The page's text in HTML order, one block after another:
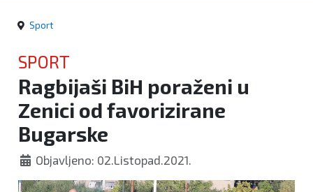
Sport
SPORT
Ragbijaši BiH poraženi u
Zenici od favorizirane
Bugarske
Objavljeno: 02.Listopad.2021.